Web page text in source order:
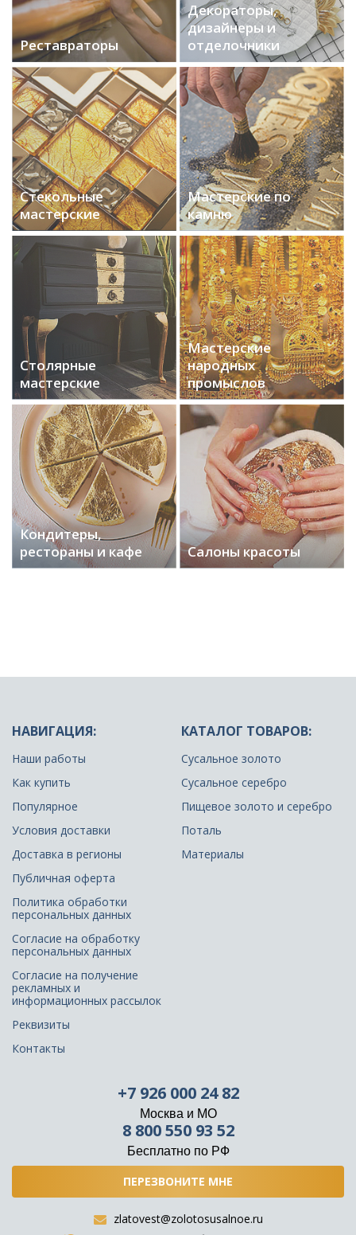
Реставраторы
Декораторы,
дизайнеры и
отделочники
Стекольные
мастерские
Мастерские по
камню
Столярные
мастерские
Мастерские
народных
промыслов
Кондитеры,
рестораны и кафе
Салоны красоты
НАВИГАЦИЯ:
Наши работы
Как купить
Популярное
Условия доставки
Доставка в регионы
Публичная оферта
Политика обработки
персональных данных
Согласие на обработку
персональных данных
Согласие на получение
рекламных и
информационных рассылок
Реквизиты
Контакты
КАТАЛОГ ТОВАРОВ:
Сусальное золото
Сусальное серебро
Пищевое золото и серебро
Поталь
Материалы
+7 926 000 24 82
Москва и МО
8 800 550 93 52
Бесплатно по РФ
ПЕРЕЗВОНИТЕ МНЕ
zlatovest@zolotosusalnoe.ru